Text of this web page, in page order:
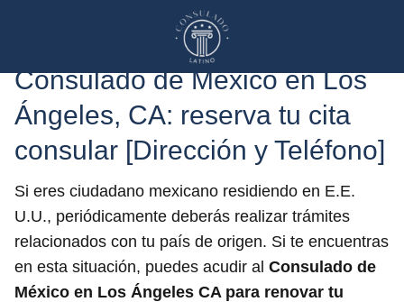
Consulado de México en Los
Ángeles, CA: reserva tu cita
consular [Dirección y Teléfono]
Si eres ciudadano mexicano residiendo en E.E.
U.U., periódicamente deberás realizar trámites
relacionados con tu país de origen. Si te encuentras
en esta situación, puedes acudir al Consulado de
México en Los Ángeles CA para renovar tu